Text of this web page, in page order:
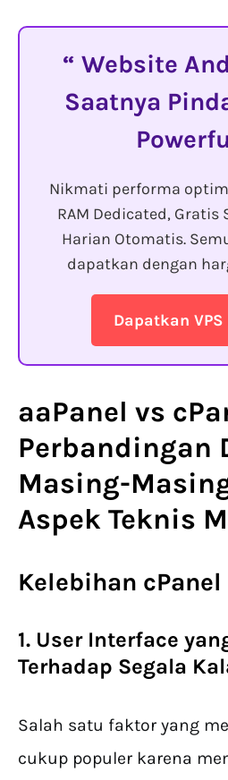
Website
Saatnya
Nikmati performa
RAM Dedicated, Gratis
Harian Otomatis.
dapatkan dengan
Dapatkan
aaPanel vs
Perbandingan
Masing-
Aspek Teknis
Kelebihan cPanel
1. User Interface
Terhadap Segala
Salah satu faktor yang
cukup populer karena